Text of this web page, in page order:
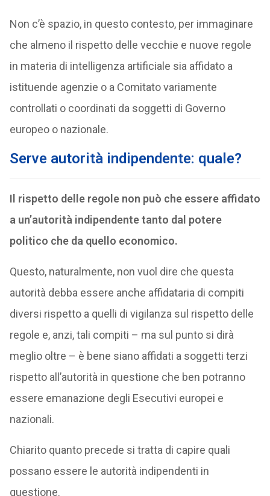
Non c’è spazio, in questo contesto, per immaginare
che almeno il rispetto delle vecchie e nuove regole
in materia di intelligenza artificiale sia affidato a
istituende agenzie o a Comitato variamente
controllati o coordinati da soggetti di Governo
europeo o nazionale.
Serve autorità indipendente: quale?
Il rispetto delle regole non può che essere affidato
a un’autorità indipendente tanto dal potere
politico che da quello economico.
Questo, naturalmente, non vuol dire che questa
autorità debba essere anche affidataria di compiti
diversi rispetto a quelli di vigilanza sul rispetto delle
regole e, anzi, tali compiti – ma sul punto si dirà
meglio oltre – è bene siano affidati a soggetti terzi
rispetto all’autorità in questione che ben potranno
essere emanazione degli Esecutivi europei e
nazionali.
Chiarito quanto precede si tratta di capire quali
possano essere le autorità indipendenti in
questione.